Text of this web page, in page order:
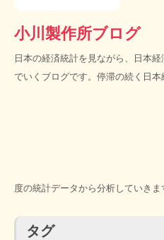
小川製作所ブログ
日本の経済統計を見ながら、日本
でいくブログです。停滞の続く日
度の統計データから分析していきま
タグ